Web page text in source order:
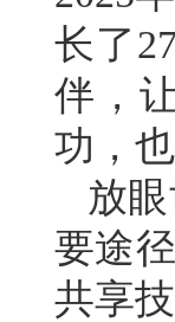
长了
伴，
功，
放
要途
共享